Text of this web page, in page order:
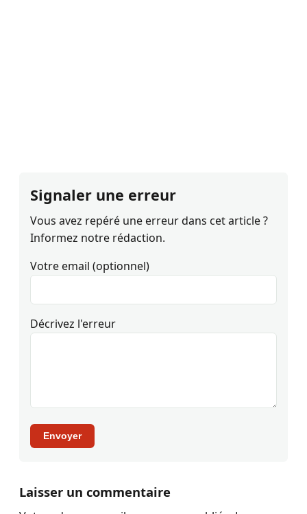
Signaler une erreur
Vous avez repéré une erreur dans cet article ?
Informez notre rédaction.
Votre email (optionnel)
Décrivez l'erreur
Envoyer
Laisser un commentaire